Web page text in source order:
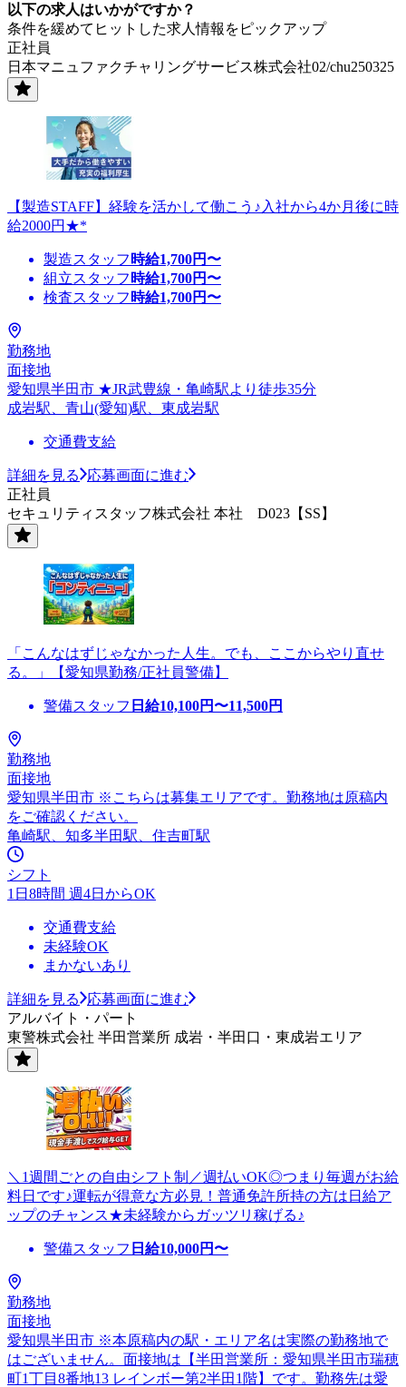
以下の求人はいかがですか？
条件を緩めてヒットした求人情報をピックアップ
正社員
日本マニュファクチャリングサービス株式会社02/chu250325
【製造STAFF】経験を活かして働こう♪入社から4か月後に時
給2000円★*
製造スタッフ 時給1,700円〜
組立スタッフ 時給1,700円〜
検査スタッフ 時給1,700円〜
勤務地
面接地
愛知県半田市 ★JR武豊線・亀崎駅より徒歩35分
成岩駅、青山(愛知)駅、東成岩駅
交通費支給
詳細を見る
応募画面に進む
正社員
セキュリティスタッフ株式会社 本社 D023【SS】
「こんなはずじゃなかった人生。でも、ここからやり直せ
る。」【愛知県勤務/正社員警備】
警備スタッフ 日給10,100円〜11,500円
勤務地
面接地
愛知県半田市 ※こちらは募集エリアです。勤務地は原稿内
をご確認ください。
亀崎駅、知多半田駅、住吉町駅
シフト
1日8時間 週4日からOK
交通費支給
未経験OK
まかないあり
詳細を見る
応募画面に進む
アルバイト・パート
東警株式会社 半田営業所 成岩・半田口・東成岩エリア
＼1週間ごとの自由シフト制／週払いOK◎つまり毎週がお給
料日です♪運転が得意な方必見！普通免許所持の方は日給ア
ップのチャンス★未経験からガッツリ稼げる♪
警備スタッフ 日給10,000円〜
勤務地
面接地
愛知県半田市 ※本原稿内の駅・エリア名は実際の勤務地で
はございません。面接地は【半田営業所：愛知県半田市瑞穂
町1丁目8番地13 レインボー第2半田1階】です。勤務先は愛